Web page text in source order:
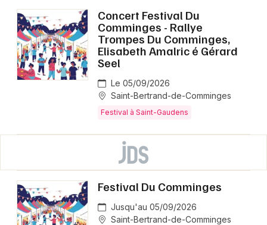
Concert Festival Du
Comminges - Rallye
Trompes Du Comminges,
Elisabeth Amalric é Gérard
Seel
Le 05/09/2026
Saint-Bertrand-de-Comminges
Festival à Saint-Gaudens
Festival Du Comminges
Jusqu'au 05/09/2026
Saint-Bertrand-de-Comminges